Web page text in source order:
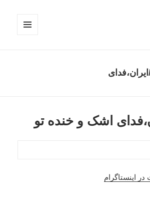
اشک و خنده تو
اینستاگرام